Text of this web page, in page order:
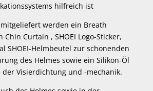
hilfreich ist
werden ein Breath
Chin Curtain , SHOEI Logo-Sticker,
SHOEI-Helmbeutel zur schonenden
des Helmes sowie ein Silikon-Öl
der Visierdichtung und -mechanik.